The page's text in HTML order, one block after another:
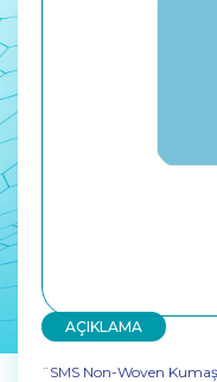
AÇIKLAMA
¨SMS Non-Woven